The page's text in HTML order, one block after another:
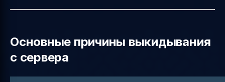
Основные причины выкидывания
с сервера